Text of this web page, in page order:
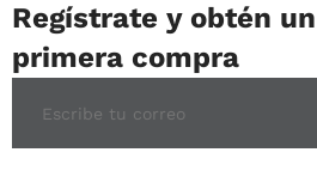
Regístrate y obtén
primera compra